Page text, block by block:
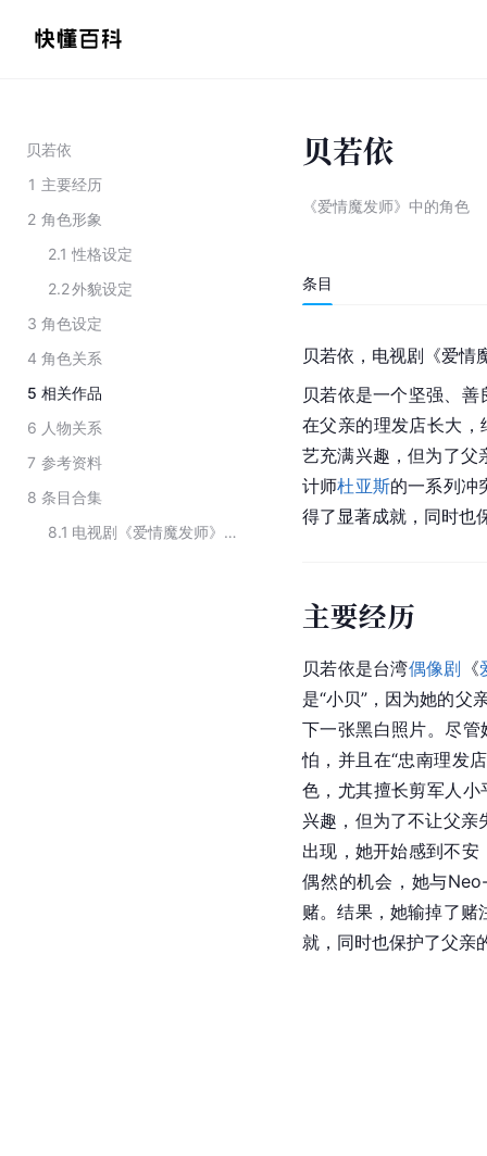
贝若依
1 主要经历
2 角色形象
2.1 性格设定
2.2外貌设定
3 角色设定
4 角色关系
5 相关作品
6 人物关系
7 参考资料
8 条目合集
8.1
电视剧《爱情魔发师》的主要人物角色
贝若依
《爱情魔发师》中的角色
条目
贝若依，电视剧《爱情
贝若依是一个坚强、
在父亲的理发店长大，
艺充满兴趣，但为了
计师杜亚斯的一系列冲
得了显著成就，同时也
主要经历
贝若依是台湾偶像剧 《
是“小贝”，因为她的父
下一张黑白照片。尽管
怕，并且在“忠南理发
色，尤其擅长剪军人小
兴趣，但为了不让父
出现，她开始感到不
偶然的机会，她与
赌。结果，她输掉了
就，同时也保护了父亲